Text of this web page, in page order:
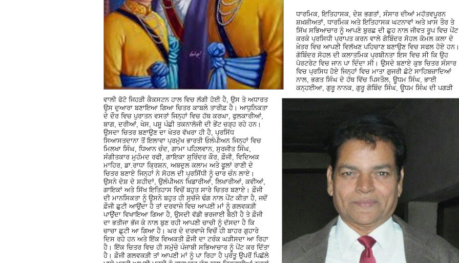
ਧਾਰਮਿਕ, ਇਤਿਹਾਸਕ, ਦੇਸ਼ ਭਗਤਾਂ, ਸੰਸਾਰ ਦੀਆਂ ਮਹੱਤਵਪੂਰਨ
ਸ਼ਖ਼ਸ਼ੀਅਤਾਂ, ਧਾਰਮਿਕ ਅਤੇ ਇਤਿਹਾਸਕ ਘਟਨਾਵਾਂ ਅਤੇ ਖ਼ਾਸ ਤੌਰ ਤੇ
ਸਿੱਖ ਸਭਿਆਚਾਰ ਨੂੰ ਆਪਣੇ ਬੁਰਛ ਦੀ ਛੁਹ ਨਾਲ ਜੀਵਤ ਰੂਪ ਵਿਚ ਪੇਂਟ
ਕਰਕੇ ਪ੍ਰਸਿਧੀ ਪ੍ਰਾਪਤ ਕਰਨ ਵਾਲੇ ਗੋਬਿੰਦਰ ਸੋਹਲ ਕੋਮਲ ਕਲਾ ਦੇ
ਖ਼ੇਤਰ ਵਿਚ ਆਪਣੀ ਵਿਲੱਖਣ ਪਹਿਚਾਣ ਬਣਾਉਣ ਵਿਚ ਸਫਲ ਹੋਏ ਹਨ।
ਗੋਬਿੰਦਰ ਸੋਹਲ ਦੀ ਕਲਾਤਮਿਕ ਪ੍ਰਬੀਨਤਾ ਇਸ ਵਿਚ ਸੀ ਕਿ ਉਹ
ਪੋਰਟਰੇਟ ਵਿਚ ਜਾਨ ਪਾ ਦਿੰਦਾ ਸੀ। ਉਸਦੇ ਬਣਾਏ ਕੁਝ ਚਿਤਰ ਸੰਸਾਰ
ਵਿਚ ਪ੍ਰਸਿਧ ਹੋਏ ਜਿਨ੍ਹਾਂ ਵਿਚ ਮਾਤਾ ਗੁਜਰੀ ਛੋਟੇ ਸਾਹਿਬਜ਼ਾਦਿਆਂ
ਨਾਲ, ਭਗਤ ਸਿੰਘ ਦੇ ਹੱਥ ਵਿੱਚ ਪਿਸਤੌਲ, ਊਧਮ ਸਿੰਘ, ਭਾਈ
ਕਨ੍ਹਈਆ, ਗੁਰੂ ਨਾਨਕ, ਗੁਰੂ ਗੋਬਿੰਦ ਸਿੰਘ, ਊਧਮ ਸਿੰਘ ਦੀ ਪਗੜੀ
ਵਾਲੀ ਫੋਟੋ ਜਿਹੜੀ ਕੈਕਸਟਨ ਹਾਲ ਵਿਚ ਲੱਗੀ ਹੋਈ ਹੈ, ਉਸ ਤੇ ਅਧਾਰਤ
ਉਸ ਦੁਆਰਾ ਬਣਾਇਆ ਗਿਆ ਚਿਤਰ ਕਾਬਲੇ ਤਾਰੀਫ਼ ਹੈ। ਆਧੁਨਿਕਤਾ
ਦੇ ਦੌਰ ਵਿਚ ਪੁਰਾਤਨ ਵਸਤਾਂ ਜਿਨ੍ਹਾਂ ਵਿਚ ਹੱਥ ਕਰਘਾ, ਫੁਲਕਾਰੀਆਂ,
ਬਾਗ, ਦਰੀਆਂ, ਖੇਸ, ਪਸ਼ੂ ਪੰਛੀ ਤਕਨਾਲੋਜੀ ਦੀ ਭੇਂਟ ਚੜ੍ਹ ਰਹੇ ਹਨ।
ਉਸਦਾ ਚਿਤਰ ਬਣਾਉਣ ਦਾ ਖੇਤਰ ਵੱਖਰਾ ਹੀ ਹੈ, ਪ੍ਰਸਿੱਧ
ਸਿਆਸਤਦਾਨਾ ਤੋਂ ਇਲਾਵਾ ਪ੍ਰਮੁੱਖ ਭਾਰਤੀ ਓਲੰਪੀਅਨ ਜਿਨ੍ਹਾਂ ਵਿਚ
ਮਿਲਖਾ ਸਿੰਘ, ਧਿਆਨ ਚੰਦ, ਗਾਮਾ ਪਹਿਲਵਾਨ, ਸੁਰਜੀਤ ਸਿੰਘ,
ਸੰਗੀਤਕਾਰ ਮੁਹੰਮਦ ਰਫੀ, ਗਾਇਕਾ ਸੁਰਿੰਦਰ ਕੌਰ, ਫ਼ੌਜੀ, ਵਿਦਿਅਕ
ਮਾਹਿਰ, ਡਾ.ਰਾਧਾ ਕ੍ਰਿਸ਼ਨ, ਅਬਦੁਲ ਕਲਾਮ ਅਤੇ ਫੂਲਾਂ ਰਾਣੀ ਦੇ
ਚਿਤਰ ਬਣਾਏ ਜਿਨ੍ਹਾਂ ਨੇ ਸੋਹਲ ਦੀ ਪ੍ਰਸਿੱੱਧੀ ਨੂੰ ਚਾਰ ਚੰਨ ਲਾਏ।
ਉਸਨੇ ਦੇਸ਼ ਦੇ ਸ਼ਹੀਦਾਂ, ਉਲੰਪੀਅਨ ਖਿਡਾਰੀਆਂ, ਲਿਖਾਰੀਆਂ, ਕਵੀਆਂ,
ਗਾਇਕਾਂ ਅਤੇ ਸਿੱਖ ਇਤਿਹਾਸ ਵਿਚੋਂ ਬਹੁਤ ਸਾਰੇ ਚਿਤਰ ਬਣਾਏ। ਫ਼ੌਜੀ
ਦੀ ਮਾਨਸਿਕਤਾ ਨੂੰ ਉਸਨੇ ਬਹੁਤ ਹੀ ਸੁਚੱਜੇ ਢੰਗ ਨਾਲ ਪੇਂਟ ਕੀਤਾ ਹੈ, ਜਦੋਂ
ਫ਼ੌਜੀ ਛੁਟੀ ਆਉਂਦਾ ਹੈ ਤਾਂ ਦਰਵਾਜੇ ਵਿਚ ਆਪਣੀ ਮਾਂ ਨੂੰ ਗਲਵਕੜੀ
ਪਾਉਂਦਾ ਵਿਖਾਇਆ ਗਿਆ ਹੈ, ਉਸਦੀ ਵੱਡੀ ਭਰਜਾਈ ਬੈਠੀ ਹੈ ਤੇ ਫ਼ੌਜੀ
ਦਾ ਭਤੀਜਾ ਭੱਜ ਕੇ ਨਾਲ ਬੁਣ ਰਹੀ ਆਪਣੀ ਚਾਚੀ ਨੂੰ ਦੱਸਦਾ ਹੈ ਕਿ
ਚਾਚਾ ਛੁਟੀ ਆ ਗਿਆ ਹੈ। ਘਰ ਦੇ ਦਰਵਾਜੇ ਵਿਚੋਂ ਹੀ ਬਾਹਰ ਗੁਹਾਰੇ
ਦਿਸ ਰਹੇ ਹਨ ਅਤੇ ਇੱਕ ਵਿਅਕਤੀ ਫ਼ੌਜੀ ਦਾ ਟਰੰਕ ਘੜੀਸਦਾ ਆ ਰਿਹਾ
ਹੈ। ਇੱਕ ਚਿਤਰ ਵਿਚ ਹੀ ਸਮੁੱਚੇ ਪੰਜਾਬੀ ਸਭਿਆਚਾਰ ਨੂੰ ਪੇਂਟ ਕਰ ਦਿੱਤਾ
ਹੈ। ਫ਼ੌਜੀ ਗਲਵਕੜੀ ਤਾਂ ਆਪਣੀ ਮਾਂ ਨੂੰ ਪਾ ਰਿਹਾ ਹੈ ਪ੍ਰੰਤੂ ਉਪਰੋਂ ਪਿਛੱਲੇ